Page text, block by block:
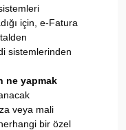
için, e-Fatura
sistemlerinden
ne yapmak
veya mali
bir özel